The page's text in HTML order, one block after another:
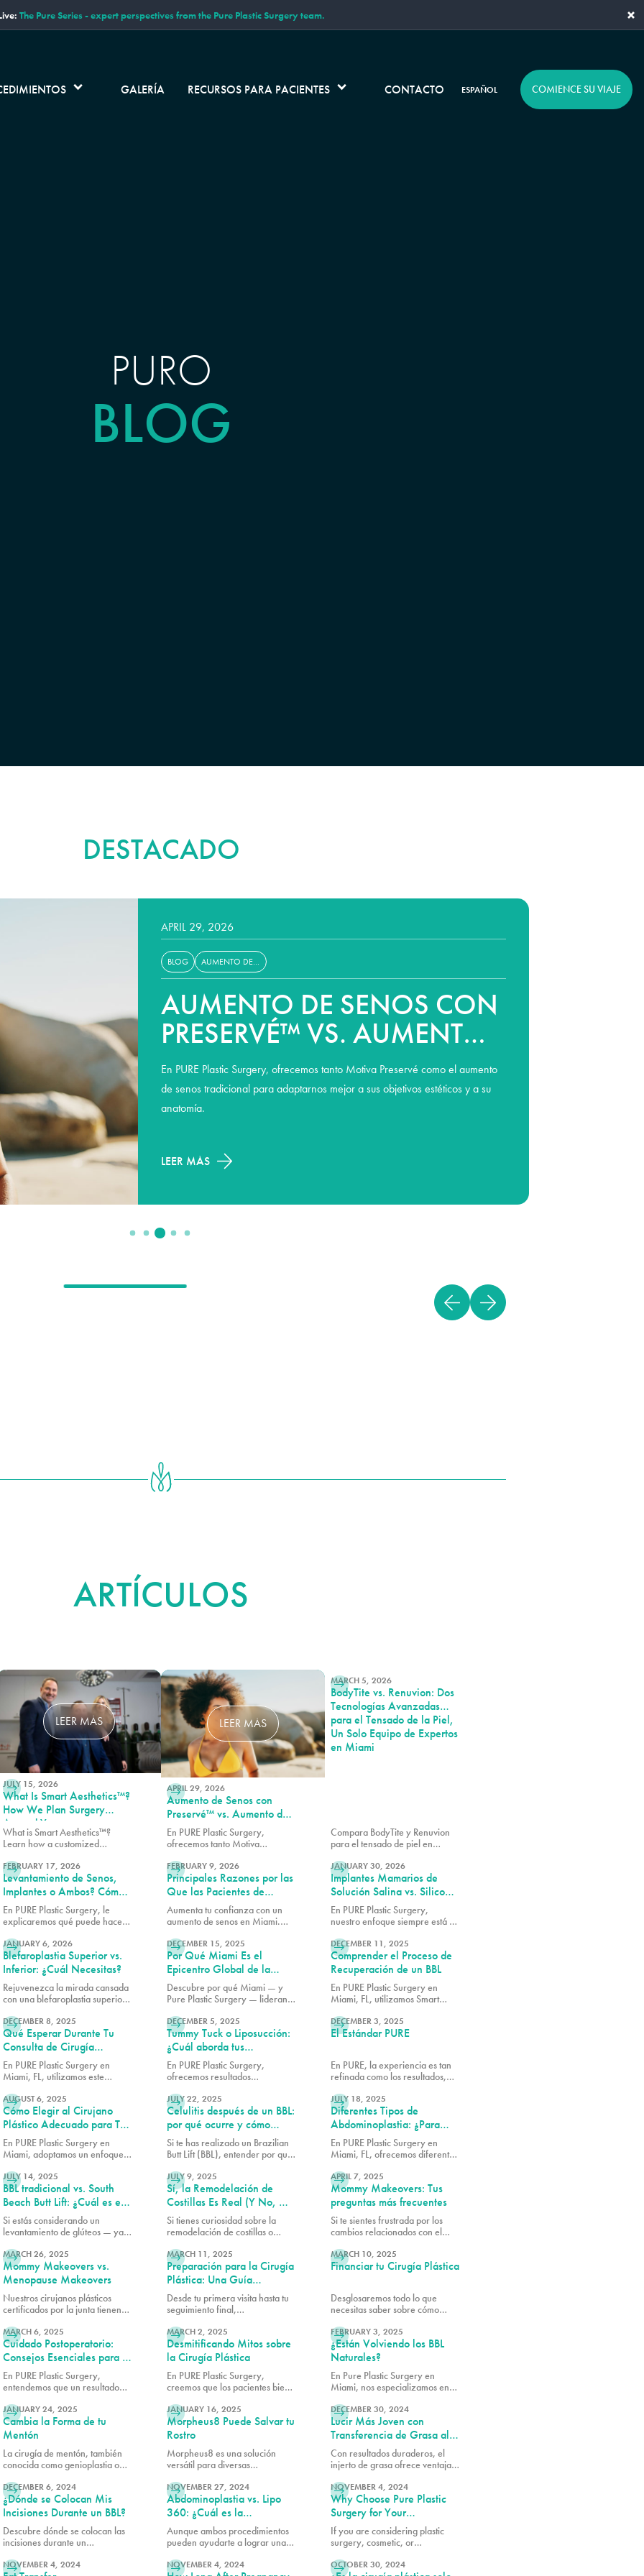
The Pure Series - expert perspectives from the Pure Plastic Surgery team. ×
GALERÍA RECURSOS PARA PACIENTES CONTACTO ESPAÑOL COMIENCE SU VIAJE
PURO
BLOG
DESTACADO
APRIL 29, 2026
BLOG AUMENTO DE SENOS
AUMENTO DE SENOS CON
PRESERVÉ™ VS. AUMENTO
DE SENOS TRADICIONAL:
¿CUÁL ES LA DIFERENCIA?
En PURE Plastic Surgery, ofrecemos tanto Motiva Preservé como el aumento
de senos tradicional para adaptarnos mejor a sus objetivos estéticos y a su
anatomía.
LEER MÁS
ARTÍCULOS
LEER MÁS
JULY 15, 2026
What Is Smart Aesthetics™?
How We Plan Surgery
Around You
What is Smart Aesthetics™?
Learn how a customized
creates balanced, natural-
looking results designed
specifically for you.
LEER MÁS
APRIL 29, 2026
Aumento de Senos con
Preservé™ vs. Aumento de
Senos Tradicional: ¿Cuál es
la Diferencia?
En PURE Plastic Surgery,
ofrecemos tanto Motiva
senos tradicional para
adaptarnos mejor a sus objetivos
estéticos y a su anatomía.
MARCH 5, 2026
BodyTite vs. Renuvion: Dos
Tecnologías Avanzadas
para el Tensado de la Piel,
Un Solo Equipo de Expertos
en Miami
Compara BodyTite y Renuvion
para el tensado de piel en
tecnologías avanzadas moldean
y tensan con la orientación de
nuestro equipo de expertos.
FEBRUARY 17, 2026
Levantamiento de Senos,
Implantes o Ambos? Cómo
Restaurar los Senos
Después del Embarazo
En PURE Plastic Surgery, le
explicaremos qué puede hacer
después del embarazo y cómo
determinar cuál es la adecuada
para usted.
FEBRUARY 9, 2026
Principales Razones por las
Que las Pacientes de
Miami Eligen el Aumento
de Senos
Aumenta tu confianza con un
aumento de senos en Miami.
eligen este popular
procedimiento para obtener
resultados más voluminosos y de
aspecto natural.
JANUARY 30, 2026
Implantes Mamarios de
Solución Salina vs. Silicona:
Cómo Elegir la Opción
Adecuada para Tu Cuerpo
En PURE Plastic Surgery,
nuestro enfoque siempre está en
servirle mejor con nuestro
aumento de senos en Miami, FL.
JANUARY 6, 2026
Blefaroplastia Superior vs.
Inferior: ¿Cuál Necesitas?
Rejuvenezca la mirada cansada
con una blefaroplastia superior
diferencias, qué trata cada
procedimiento y cuál es la mejor
opción para sus objetivos.
DECEMBER 15, 2025
Por Qué Miami Es el
Epicentro Global de la
Cirugía Rib Remodel
Descubre por qué Miami — y
Pure Plastic Surgery — lideran
Remodel. Conoce cómo el Dr.
Earle combina seguridad, arte e
innovación para lograr los
resultados más avanzados en
contorno de cintura.
DECEMBER 11, 2025
Comprender el Proceso de
Recuperación de un BBL
En PURE Plastic Surgery en
Miami, FL, utilizamos Smart
resultado en función de tus
proporciones naturales y tus
DECEMBER 8, 2025
Qué Esperar Durante Tu
Consulta de Cirugía
Plástica
En PURE Plastic Surgery en
Miami, FL, utilizamos este
cada paciente tenga los detalles
necesarios antes de continuar.
DECEMBER 5, 2025
Tummy Tuck o Liposucción:
¿Cuál aborda tus
preocupaciones
específicas?
En PURE Plastic Surgery,
ofrecemos resultados
porque nos tomamos el tiempo
para comprender tus
necesidades y preocupaciones
antes de recomendar cualquier
procedimiento.
DECEMBER 3, 2025
El Estándar PURE
En PURE, la experiencia es tan
refinada como los resultados,
confianza y atención experta en
cada detalle.
AUGUST 6, 2025
Cómo Elegir al Cirujano
Plástico Adecuado para Tu
Procedimiento
En PURE Plastic Surgery en
Miami, adoptamos un enfoque
plástica, enfocándonos en crear
resultados que sean visualmente
equilibrados y duraderos.
JULY 22, 2025
Celulitis después de un BBL:
por qué ocurre y cómo
Avéli puede ayudarte
Si te has realizado un Brazilian
Butt Lift (BBL), entender por qué
puede hacer al respecto es
esencial para obtener los
mejores resultados posibles de
JULY 18, 2025
Diferentes Tipos de
Abdominoplastia: ¿Para
Cuál Soy Candidato(a)?
En PURE Plastic Surgery en
Miami, FL, ofrecemos diferentes
abdominoplastia. Cada enfoque
está diseñado para abordar un
conjunto específico de
necesidades.
JULY 14, 2025
BBL tradicional vs. South
Beach Butt Lift: ¿Cuál es el
adecuado para ti?
Si estás considerando un
levantamiento de glúteos — ya
— entender las diferencias entre
estos procedimientos puede
ayudarte a tomar la mejor
decisión para tu cuerpo.
JULY 9, 2025
Sí, la Remodelación de
Costillas Es Real (Y No, No
Es Lo Que Piensas)
Si tienes curiosidad sobre la
remodelación de costillas o
un(a) candidato(a), te invitamos
a programar una consulta
llamando al 305-230-4326.
APRIL 7, 2025
Mommy Makeovers: Tus
preguntas más frecuentes
Si te sientes frustrada por los
cambios relacionados con el
Makeover en PURE Plastic
Surgery podría ser justo lo que
MARCH 26, 2025
Mommy Makeovers vs.
Menopause Makeovers
Nuestros cirujanos plásticos
certificados por la junta tienen
mommy makeovers y
menopause makeovers, junto
con un compromiso con la
seguridad y resultados
naturales.
MARCH 11, 2025
Preparación para la Cirugía
Plástica: Una Guía
Completa
Desde tu primera visita hasta tu
seguimiento final,
elegir al equipo líder en cirugía
plástica de Miami.
MARCH 10, 2025
Financiar tu Cirugía Plástica
Desglosaremos todo lo que
necesitas saber sobre cómo
comenzando con lo que
realmente está incluido cuando
recibes tu presupuesto.
MARCH 6, 2025
Cuidado Postoperatorio:
Consejos Esenciales para la
Recuperación
En PURE Plastic Surgery,
entendemos que un resultado
excelencia quirúrgica, sino
también del adecuado cuidado
postoperatorio.
MARCH 2, 2025
Desmitificando Mitos sobre
la Cirugía Plástica
En PURE Plastic Surgery,
creemos que los pacientes bien
decisiones sobre sus objetivos
estéticos.
FEBRUARY 3, 2025
¿Están Volviendo los BBL
Naturales?
En Pure Plastic Surgery en
Miami, nos especializamos en
BBL realce tu silueta mientras
mantiene una apariencia natural
y fluida.
JANUARY 24, 2025
Cambia la Forma de tu
Mentón
La cirugía de mentón, también
conocida como genioplastia o
procedimiento que remodela o
reposiciona el mentón para
mejorar la armonía facial.
JANUARY 16, 2025
Morpheus8 Puede Salvar tu
Rostro
Morpheus8 es una solución
versátil para diversas
incluyendo piel flácida, estrías y
textura desigual.
DECEMBER 30, 2024
Lucir Más Joven con
Transferencia de Grasa al
Rostro
Con resultados duraderos, el
injerto de grasa ofrece ventajas
solos no pueden lograr, como
tiempos de recuperación más
rápidos y resultados sin
cicatrices.
DECEMBER 6, 2024
¿Dónde se Colocan Mis
Incisiones Durante un BBL?
Descubre dónde se colocan las
incisiones durante un
Brasileño (BBL), diseñado para
NOVEMBER 27, 2024
Abdominoplastia vs. Lipo
360: ¿Cuál es la
Diferencia?
Aunque ambos procedimientos
pueden ayudarte a lograr una
muchos de nuestros pacientes
NOVEMBER 4, 2024
Why Choose Pure Plastic
Surgery for Your
Procedures?
If you are considering plastic
surgery, cosmetic, or
deal of trust that you need to
NOVEMBER 4, 2024 NOVEMBER 4, 2024 OCTOBER 30, 2024